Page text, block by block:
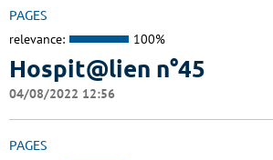
PAGES
relevance: 100%
Hospit@lien n°45
04/08/2022 12:56
PAGES